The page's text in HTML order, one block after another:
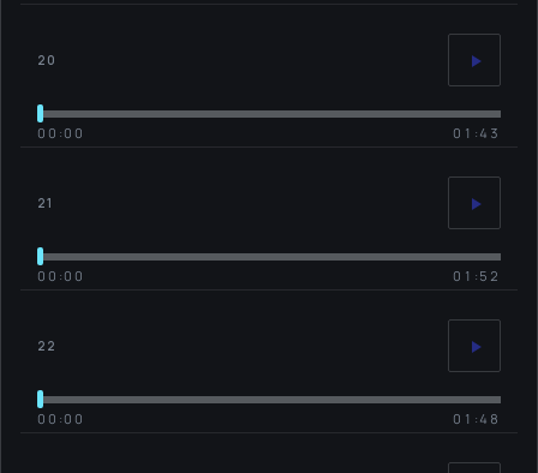
20
00:00 01:43
21
00:00 01:52
22
00:00 01:48